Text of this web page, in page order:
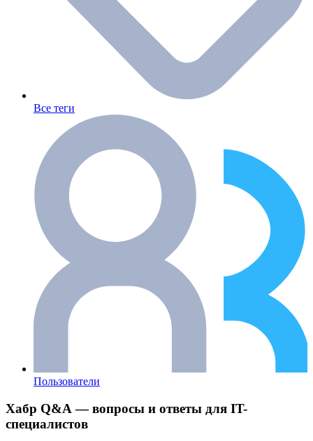
Все теги
Пользователи
Хабр Q&A — вопросы и ответы для IT-
специалистов